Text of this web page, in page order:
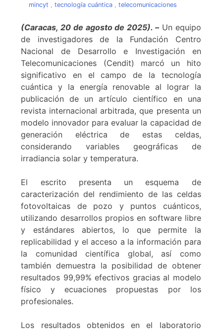
mincyt
tecnología cuántica, telecomunicaciones
(Caracas, 20 de agosto de 2025). – Un equipo
de investigadores de la Fundación Centro
Nacional de Desarrollo e Investigación en
Telecomunicaciones (Cendit) marcó un hito
significativo en el campo de la tecnología
cuántica y la energía renovable al lograr la
publicación de un artículo científico en una
revista internacional arbitrada, que presenta un
modelo innovador para evaluar la capacidad de
generación eléctrica de estas celdas,
considerando variables geográficas de
irradiancia solar y temperatura.
El escrito presenta un esquema de
caracterización del rendimiento de las celdas
fotovoltaicas de pozo y puntos cuánticos,
utilizando desarrollos propios en software libre
y estándares abiertos, lo que permite la
replicabilidad y el acceso a la información para
la comunidad científica global, así como
también demuestra la posibilidad de obtener
resultados 99,99% efectivos gracias al modelo
físico y ecuaciones propuestas por los
profesionales.
Los resultados obtenidos en el laboratorio